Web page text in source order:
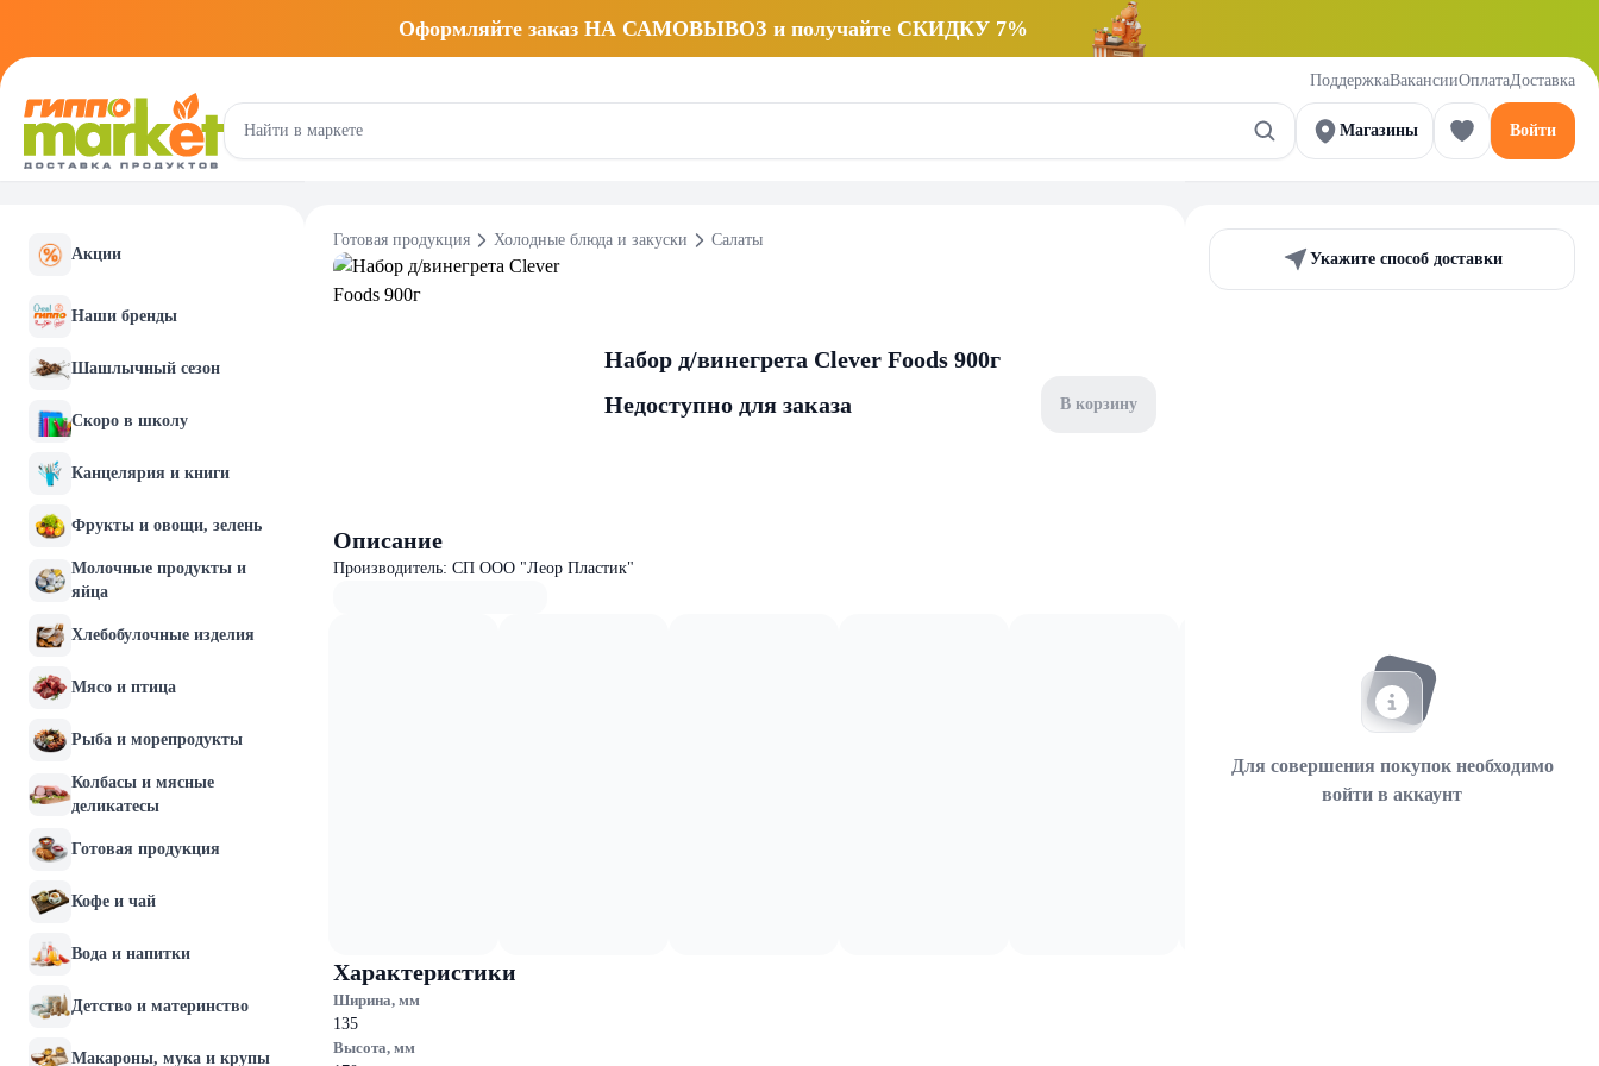
Оформляйте заказ НА САМОВЫВОЗ и получайте СКИДКУ 7%
ПоддержкаВакансииОплатаДоставка
Магазины Войти
Акции
Наши бренды
Шашлычный сезон
Скоро в школу
Канцелярия и книги
Фрукты и овощи, зелень
Молочные продукты и
яйца
Хлебобулочные изделия
Мясо и птица
Рыба и морепродукты
Колбасы и мясные
деликатесы
Готовая продукция
Кофе и чай
Вода и напитки
Детство и материнство
Макароны, мука и крупы
Готовая продукция Холодные блюда и закуски Салаты
Набор д/винегрета Clever Foods 900г
Недоступно для заказа
В корзину
Описание
Производитель: СП ООО "Леор Пластик"
Характеристики
Ширина, мм
135
Высота, мм
Укажите способ доставки
Для совершения покупок необходимо
войти в аккаунт